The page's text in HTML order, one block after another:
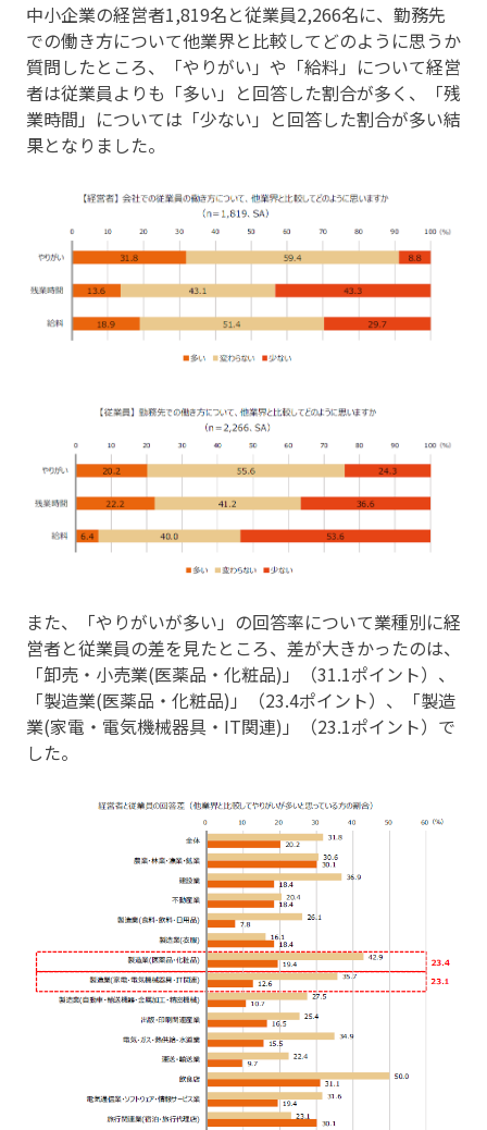
中小企業の経営者1,819名と従業員2,266名に、勤務先
での働き方について他業界と比較してどのように思うか
質問したところ、「やりがい」や「給料」について経営
者は従業員よりも「多い」と回答した割合が多く、「残
業時間」については「少ない」と回答した割合が多い結
果となりました。
また、「やりがいが多い」の回答率について業種別に経
営者と従業員の差を見たところ、差が大きかったのは、
「卸売・小売業(医薬品・化粧品)」（31.1ポイント）、
「製造業(医薬品・化粧品)」（23.4ポイント）、「製造
業(家電・電気機械器具・IT関連)」（23.1ポイント）で
した。